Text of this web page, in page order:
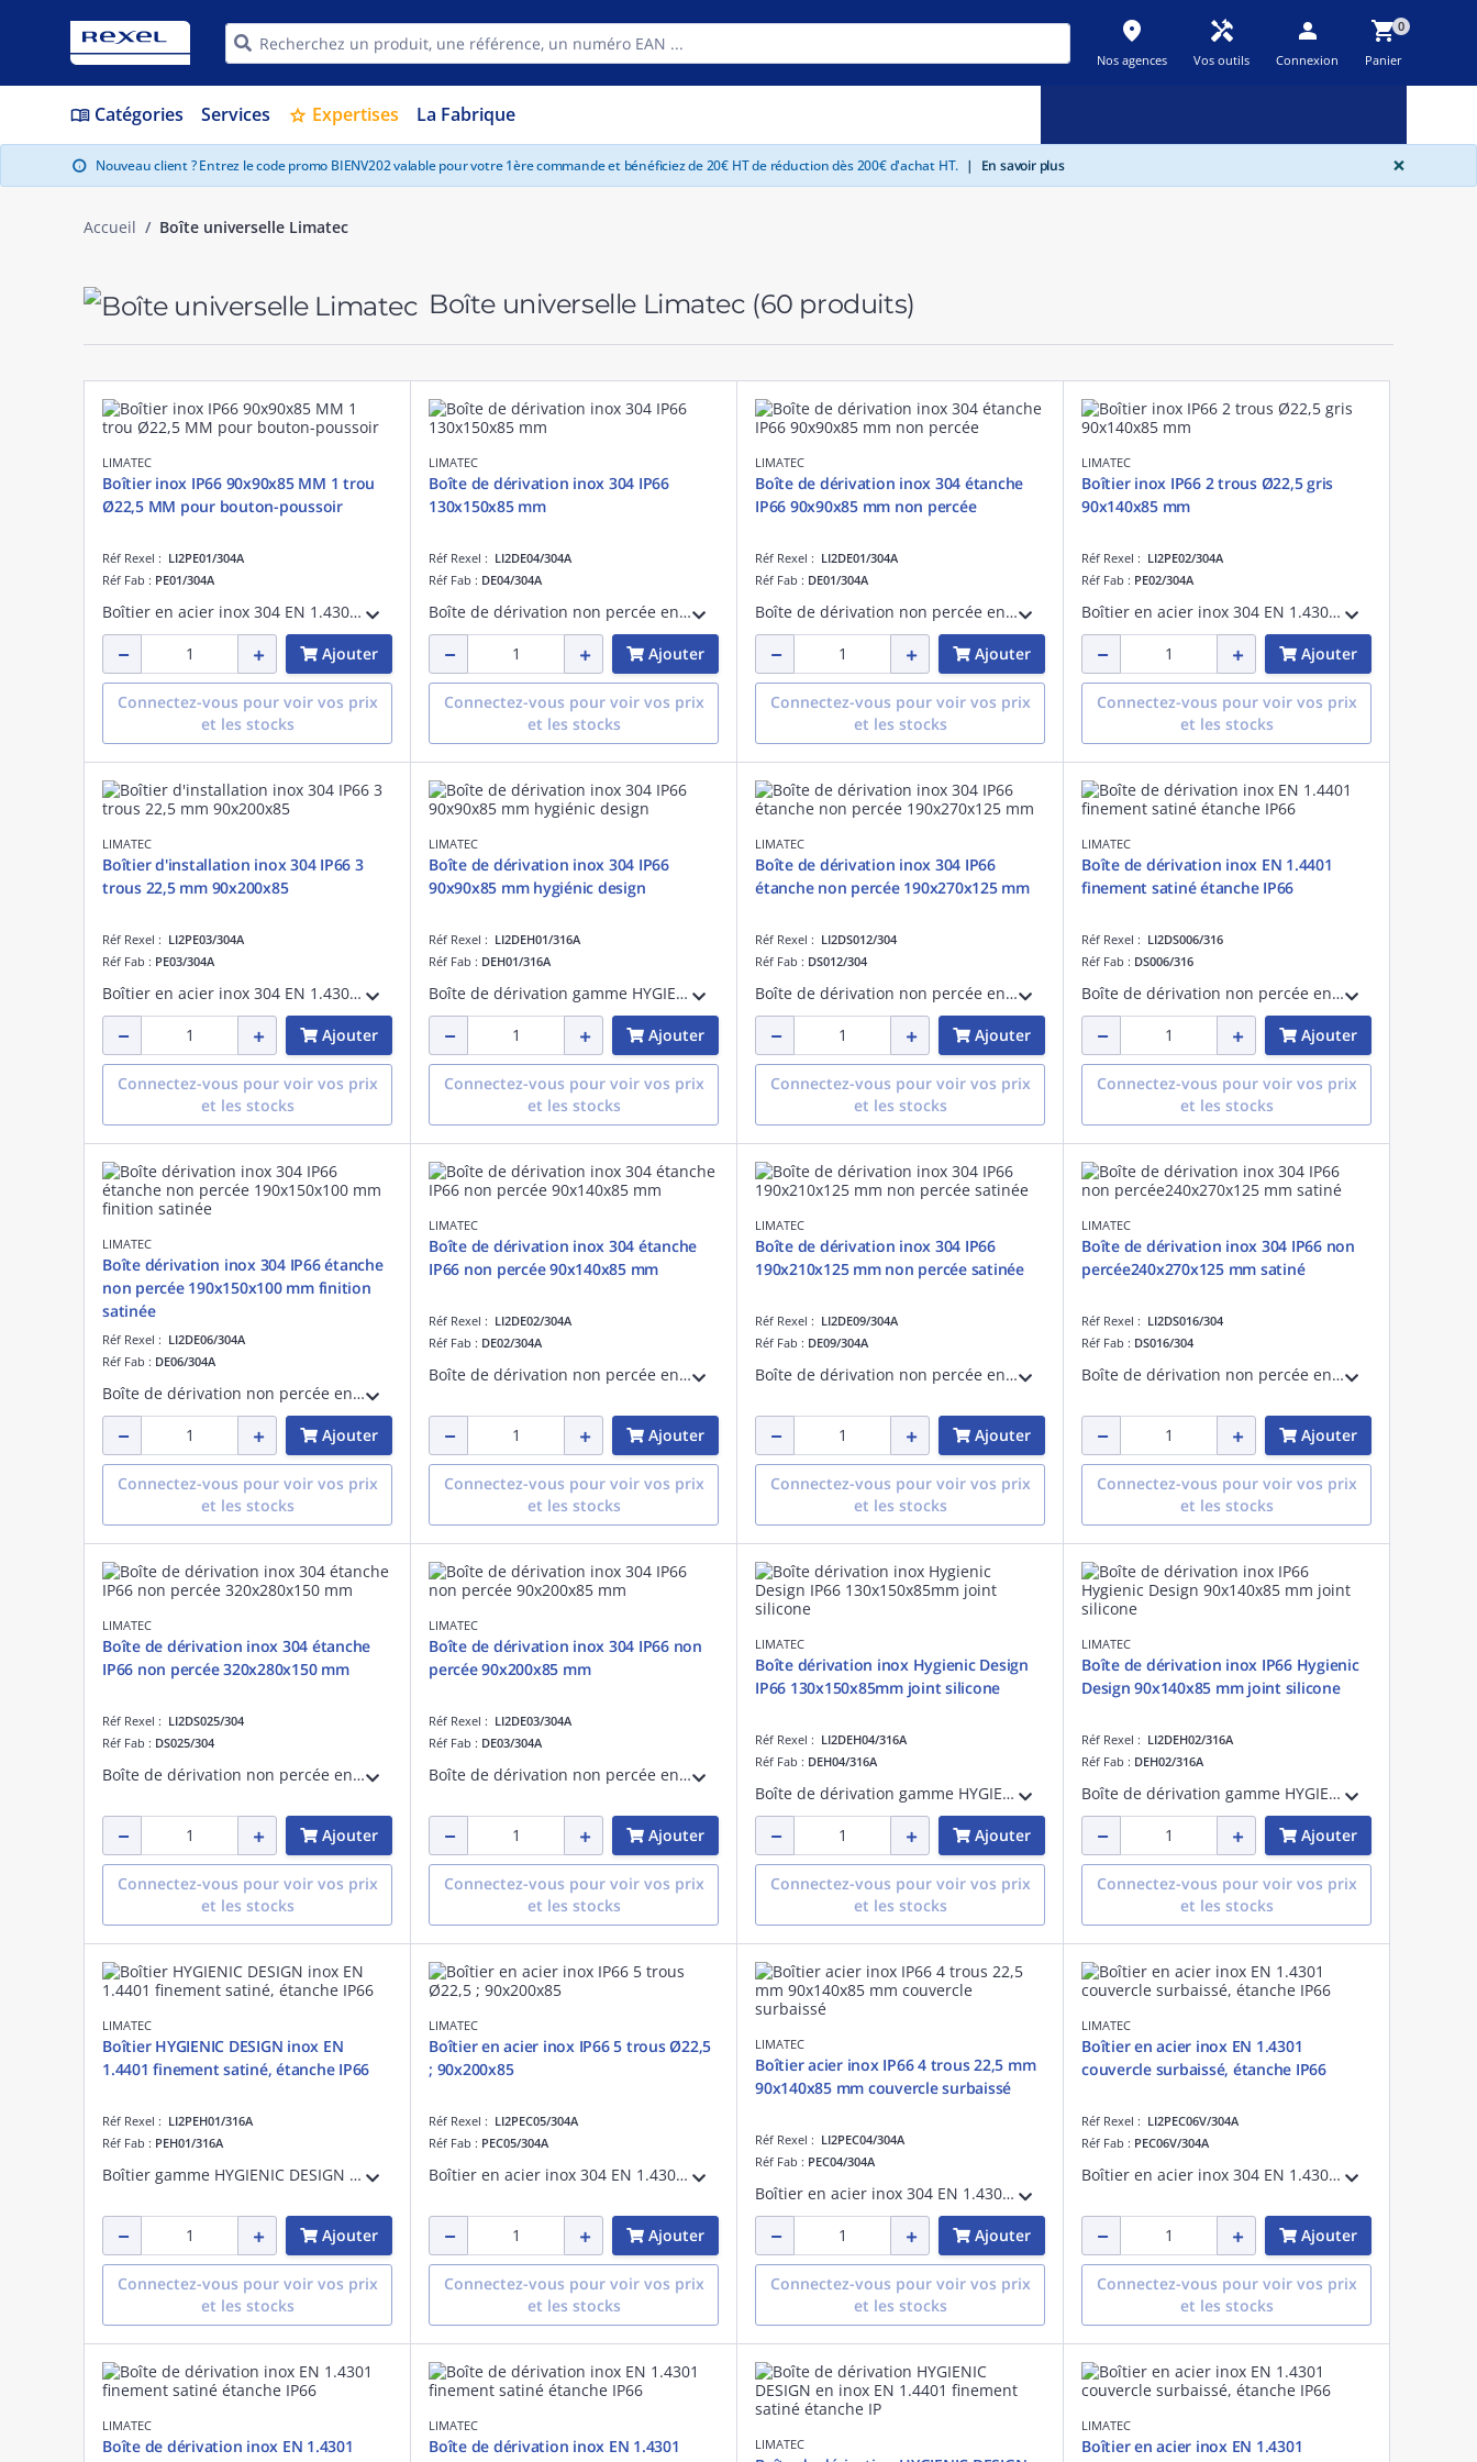
place
Nos agences
handyman
Vos outils
person
Connexion
shopping_cart0
Panier
menu_book Catégories Services star Expertises La Fabrique
info Nouveau client ? Entrez le code promo BIENV202 valable pour votre 1ère commande et bénéficiez de 20€ HT de réduction dès 200€ d'achat HT. | En savoir plus ×
Accueil Boîte universelle Limatec
Boîte universelle Limatec (60 produits)
LIMATEC
Boîtier inox IP66 90x90x85 MM 1 trou
Ø22,5 MM pour bouton-poussoir
Réf Rexel : LI2PE01/304A
Réf Fab : PE01/304A
Boîtier en acier inox 304 EN 1.4301 finement satiné. Etanche IP 66. Longueur 90 mm, hauteur 90 mm, profondeur 85 mm. Couvercle percé d'un trou diamètre 22.5 mm pour bouton-poussoir normalisé.
Ajouter
Connectez-vous pour voir vos prix
et les stocks
LIMATEC
Boîte de dérivation inox 304 IP66
130x150x85 mm
Réf Rexel : LI2DE04/304A
Réf Fab : DE04/304A
Boîte de dérivation non percée en inox 304 EN 1.4301 finement satiné. Etanche IP 66. Longueur 130 mm, hauteur 150 mm, profondeur 85 mm. Couvercle surbaissé.
Ajouter
Connectez-vous pour voir vos prix
et les stocks
LIMATEC
Boîte de dérivation inox 304 étanche
IP66 90x90x85 mm non percée
Réf Rexel : LI2DE01/304A
Réf Fab : DE01/304A
Boîte de dérivation non percée en inox 304 EN 1.4301 finement satiné. Etanche IP 66. Longueur 90 mm, hauteur 90 mm, profondeur 85 mm. Couvercle surbaissé.
Ajouter
Connectez-vous pour voir vos prix
et les stocks
LIMATEC
Boîtier inox IP66 2 trous Ø22,5 gris
90x140x85 mm
Réf Rexel : LI2PE02/304A
Réf Fab : PE02/304A
Boîtier en acier inox 304 EN 1.4301 finement satiné. Etanche IP 66. Longueur 90 mm, hauteur 140 mm, profondeur 85 mm. Couvercle percé de 2 trous diamètre 22.5 mm pour boutons-poussoir normalisés.
Ajouter
Connectez-vous pour voir vos prix
et les stocks
LIMATEC
Boîtier d'installation inox 304 IP66 3
trous 22,5 mm 90x200x85
Réf Rexel : LI2PE03/304A
Réf Fab : PE03/304A
Boîtier en acier inox 304 EN 1.4301 finement satiné. Etanche IP 66. Longueur 90 mm, hauteur 200 mm, profondeur 85 mm. Couvercle percé de 3 trous diamètre 22.5 mm pour boutons-poussoir normalisés.
Ajouter
Connectez-vous pour voir vos prix
et les stocks
LIMATEC
Boîte de dérivation inox 304 IP66
90x90x85 mm hygiénic design
Réf Rexel : LI2DEH01/316A
Réf Fab : DEH01/316A
Boîte de dérivation gamme HYGIENIC DESIGN en acier inox EN 1.4401 finement satiné. Longueur 90 mm, hauteur 90 mm, profondeur 85 mm. Avec joint silicone bleu démontable. IP66.
Ajouter
Connectez-vous pour voir vos prix
et les stocks
LIMATEC
Boîte de dérivation inox 304 IP66
étanche non percée 190x270x125 mm
Réf Rexel : LI2DS012/304
Réf Fab : DS012/304
Boîte de dérivation non percée en inox 304 EN 1.4301 finement satiné. Etanche IP 66. Longueur 190 mm, hauteur 270 mm, profondeur 125 mm.
Ajouter
Connectez-vous pour voir vos prix
et les stocks
LIMATEC
Boîte de dérivation inox EN 1.4401
finement satiné étanche IP66
Réf Rexel : LI2DS006/316
Réf Fab : DS006/316
Boîte de dérivation non percée en inox 316 EN 1.4401 finement satiné. Etanche IP 66. Longueur 190 mm, hauteur 150 mm, profondeur 125 mm.
Ajouter
Connectez-vous pour voir vos prix
et les stocks
LIMATEC
Boîte dérivation inox 304 IP66 étanche
non percée 190x150x100 mm finition
satinée
Réf Rexel : LI2DE06/304A
Réf Fab : DE06/304A
Boîte de dérivation non percée en inox 304 EN 1.4301 finement satiné. Etanche IP 66. Longueur 190 mm, hauteur 150 mm, profondeur 100 mm.
Ajouter
Connectez-vous pour voir vos prix
et les stocks
LIMATEC
Boîte de dérivation inox 304 étanche
IP66 non percée 90x140x85 mm
Réf Rexel : LI2DE02/304A
Réf Fab : DE02/304A
Boîte de dérivation non percée en inox 304 EN 1.4301 finement satiné. Etanche IP 66. Longueur 90 mm, hauteur 140 mm, profondeur 85 mm. Couvercle surbaissé.
Ajouter
Connectez-vous pour voir vos prix
et les stocks
LIMATEC
Boîte de dérivation inox 304 IP66
190x210x125 mm non percée satinée
Réf Rexel : LI2DE09/304A
Réf Fab : DE09/304A
Boîte de dérivation non percée en inox 304 EN 1.4301 finement satiné. Etanche IP 66. Longueur 190 mm, hauteur 210 mm, profondeur 100 mm.
Ajouter
Connectez-vous pour voir vos prix
et les stocks
LIMATEC
Boîte de dérivation inox 304 IP66 non
percée240x270x125 mm satiné
Réf Rexel : LI2DS016/304
Réf Fab : DS016/304
Boîte de dérivation non percée en inox 304 EN 1.4301 finement satiné. Etanche IP 66. Longueur 240 mm, hauteur 270 mm, profondeur 125 mm.
Ajouter
Connectez-vous pour voir vos prix
et les stocks
LIMATEC
Boîte de dérivation inox 304 étanche
IP66 non percée 320x280x150 mm
Réf Rexel : LI2DS025/304
Réf Fab : DS025/304
Boîte de dérivation non percée en inox 304 EN 1.4301 finement satiné. Etanche IP 66. Longueur 320 mm, hauteur 280 mm, profondeur 150 mm.
Ajouter
Connectez-vous pour voir vos prix
et les stocks
LIMATEC
Boîte de dérivation inox 304 IP66 non
percée 90x200x85 mm
Réf Rexel : LI2DE03/304A
Réf Fab : DE03/304A
Boîte de dérivation non percée en inox 304 EN 1.4301 finement satiné. Etanche IP 66. Longueur 90 mm, hauteur 200 mm, profondeur 85 mm. Couvercle surbaissé.
Ajouter
Connectez-vous pour voir vos prix
et les stocks
LIMATEC
Boîte dérivation inox Hygienic Design
IP66 130x150x85mm joint silicone
Réf Rexel : LI2DEH04/316A
Réf Fab : DEH04/316A
Boîte de dérivation gamme HYGIENIC DESIGN en acier inox EN 1.4401 finement satiné. Longueur 130 mm, hauteur 150 mm, profondeur 85 mm. Avec joint silicone bleu démontable. IP66.
Ajouter
Connectez-vous pour voir vos prix
et les stocks
LIMATEC
Boîte de dérivation inox IP66 Hygienic
Design 90x140x85 mm joint silicone
Réf Rexel : LI2DEH02/316A
Réf Fab : DEH02/316A
Boîte de dérivation gamme HYGIENIC DESIGN en acier inox EN 1.4401 finement satiné. Longueur 90 mm, hauteur 140 mm, profondeur 85 mm. Avec joint silicone bleu démontable. IP66.
Ajouter
Connectez-vous pour voir vos prix
et les stocks
LIMATEC
Boîtier HYGIENIC DESIGN inox EN
1.4401 finement satiné, étanche IP66
Réf Rexel : LI2PEH01/316A
Réf Fab : PEH01/316A
Boîtier gamme HYGIENIC DESIGN en acier inox EN 1.4401 finement satiné et protégé. Hauteur 90 mm, longueur 90 mm, profondeur 85 mm. Avec 1 x trou diamètre 22.5 mm sur le couvercle. Avec joint silicone bleu démontable. IP 66.
Ajouter
Connectez-vous pour voir vos prix
et les stocks
LIMATEC
Boîtier en acier inox IP66 5 trous Ø22,5
; 90x200x85
Réf Rexel : LI2PEC05/304A
Réf Fab : PEC05/304A
Boîtier en acier inox 304 EN 1.4301 finement satiné. Etanche IP 66. Longueur 90 mm, hauteur 200 mm, profondeur 85 mm. Couvercle surbaissé percé de 5 trous diamètre 22.5 mm pour boutons-poussoir normalisés.
Ajouter
Connectez-vous pour voir vos prix
et les stocks
LIMATEC
Boîtier acier inox IP66 4 trous 22,5 mm
90x140x85 mm couvercle surbaissé
Réf Rexel : LI2PEC04/304A
Réf Fab : PEC04/304A
Boîtier en acier inox 304 EN 1.4301 finement satiné. Etanche IP 66. Longueur 90 mm, hauteur 140 mm, profondeur 85 mm. Couvercle surbaissé percé de 4 trous diamètre 22.5 mm pour boutons-poussoir normalisés.
Ajouter
Connectez-vous pour voir vos prix
et les stocks
LIMATEC
Boîtier en acier inox EN 1.4301
couvercle surbaissé, étanche IP66
Réf Rexel : LI2PEC06V/304A
Réf Fab : PEC06V/304A
Boîtier en acier inox 304 EN 1.4301 finement satiné. Etanche IP 66. Longueur 90 mm, hauteur 200 mm, profondeur 85 mm. Couvercle surbaissé percé de 6 trous diamètre 22.5 mm pour boutons-poussoir normalisés.
Ajouter
Connectez-vous pour voir vos prix
et les stocks
LIMATEC
Boîte de dérivation inox EN 1.4301
LIMATEC
Boîte de dérivation inox EN 1.4301
LIMATEC
LIMATEC
Boîtier en acier inox EN 1.4301